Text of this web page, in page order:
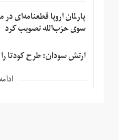
پارلمان اروپا قطعنامه‌ای
سوی حزب‌الله تصویب کرد
ارتش سودان: طرح کودتا